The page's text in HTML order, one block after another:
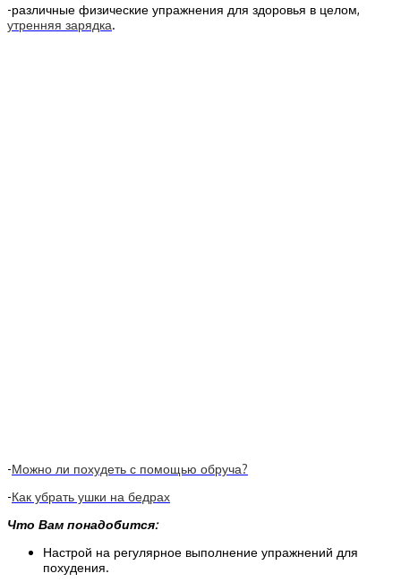
-различные физические упражнения для здоровья в целом,
утренняя зарядка.
-Можно ли похудеть с помощью обруча?
-Как убрать ушки на бедрах
Что Вам понадобится:
Настрой на регулярное выполнение упражнений для
похудения.